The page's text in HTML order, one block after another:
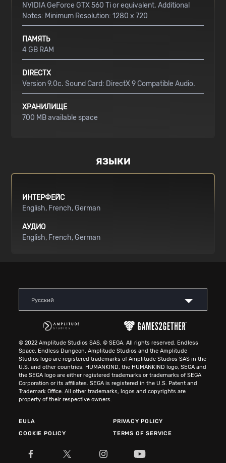
NVIDIA GeForce GTX 560 Ti or equivalent. Additional
Notes: Minimum Resolution: 1280 x 720
ПАМЯТЬ
4 GB RAM
DIRECTX
Version 9.0c. Sound Card: DirectX 9 Compatible Audio.
ХРАНИЛИЩЕ
700 MB available space
ЯЗЫКИ
ИНТЕРФЕЙС
English French German
АУДИО
English French German
Русский
© 2022 Amplitude Studios SAS. © SEGA. All rights reserved. Endless
Space, Endless Dungeon, Amplitude Studios and the Amplitude
Studios logo are registered trademarks of Amplitude Studios SAS in the
U.S. and other countries. HUMANKIND, the HUMANKIND logo, SEGA and
the SEGA logo are either registered trademarks or trademarks of SEGA
Corporation or its affiliates. SEGA is registered in the U.S. Patent and
Trademark Office. All other trademarks, logos and copyrights are
property of their respective owners.
EULA
PRIVACY POLICY
COOKIE POLICY
TERMS OF SERVICE